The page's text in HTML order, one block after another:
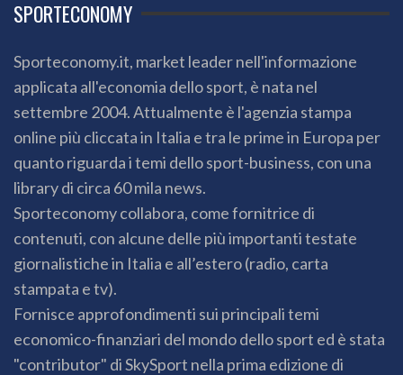
SPORTECONOMY
Sporteconomy.it, market leader nell'informazione
applicata all'economia dello sport, è nata nel
settembre 2004. Attualmente è l'agenzia stampa
online più cliccata in Italia e tra le prime in Europa per
quanto riguarda i temi dello sport-business, con una
library di circa 60 mila news.
Sporteconomy collabora, come fornitrice di
contenuti, con alcune delle più importanti testate
giornalistiche in Italia e all’estero (radio, carta
stampata e tv).
Fornisce approfondimenti sui principali temi
economico-finanziari del mondo dello sport ed è stata
"contributor" di SkySport nella prima edizione di